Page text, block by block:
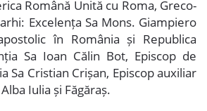
Română Unită cu Roma, Greco-
Excelența Sa Mons. Giampiero
în România și Republica
Sa Ioan Călin Bot, Episcop de
Sa Cristian Crișan, Episcop auxiliar
Iulia și Făgăraș.